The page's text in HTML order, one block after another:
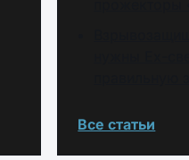
Все статьи